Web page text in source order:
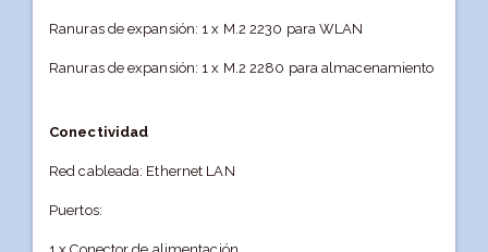
Ranuras de expansión: 1 x M.2 2230 para WLAN
Ranuras de expansión: 1 x M.2 2280 para almacenamiento
Conectividad
Red cableada: Ethernet LAN
Puertos: